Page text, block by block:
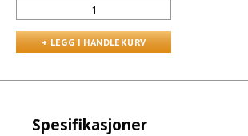
Spesifikasjoner